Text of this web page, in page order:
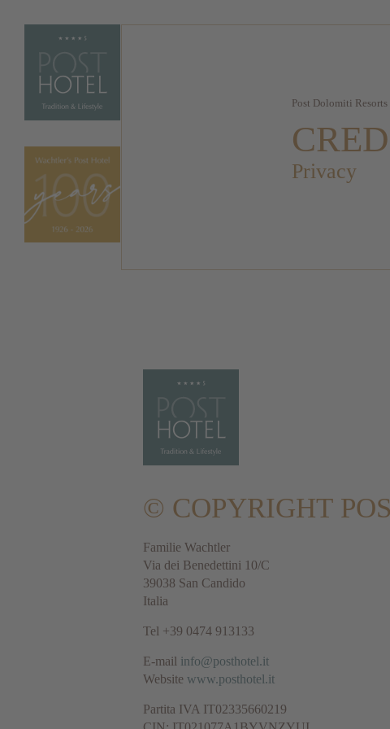
Post Dolomiti Resorts
Privacy
© COPYRIGHT
Familie Wachtler
Via dei Benedettini 10/C
39038 San Candido
Italia
Tel +39 0474 913133
E-mail info@posthotel.it
Website www.posthotel.it
Partita IVA IT02335660219